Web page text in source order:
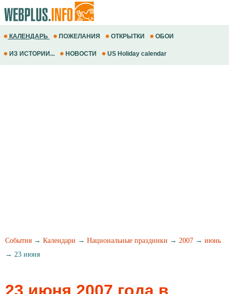
КАЛЕНДАРЬ ПОЖЕЛАНИЯ ОТКРЫТКИ ОБОИ
ИЗ ИСТОРИИ... НОВОСТИ US Holiday calendar
События → Календари → Национальные праздники → 2007 → июнь
→ 23 июня